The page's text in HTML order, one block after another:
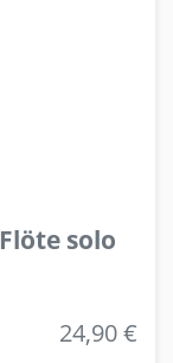
solo
24,90 €